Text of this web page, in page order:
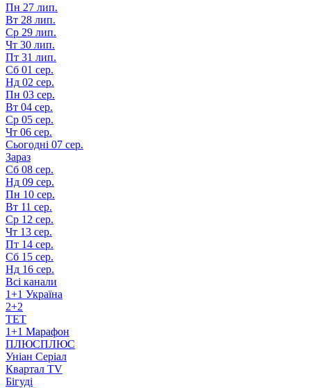
Пн 27 лип.
Вт 28 лип.
Ср 29 лип.
Чт 30 лип.
Пт 31 лип.
Сб 01 сер.
Нд 02 сер.
Пн 03 сер.
Вт 04 сер.
Ср 05 сер.
Чт 06 сер.
Сьогодні 07 сер.
Зараз
Сб 08 сер.
Нд 09 сер.
Пн 10 сер.
Вт 11 сер.
Ср 12 сер.
Чт 13 сер.
Пт 14 сер.
Сб 15 сер.
Нд 16 сер.
Всі канали
1+1 Україна
2+2
TET
1+1 Марафон
ПЛЮСПЛЮС
Уніан Серіал
Квартал TV
Бігуді